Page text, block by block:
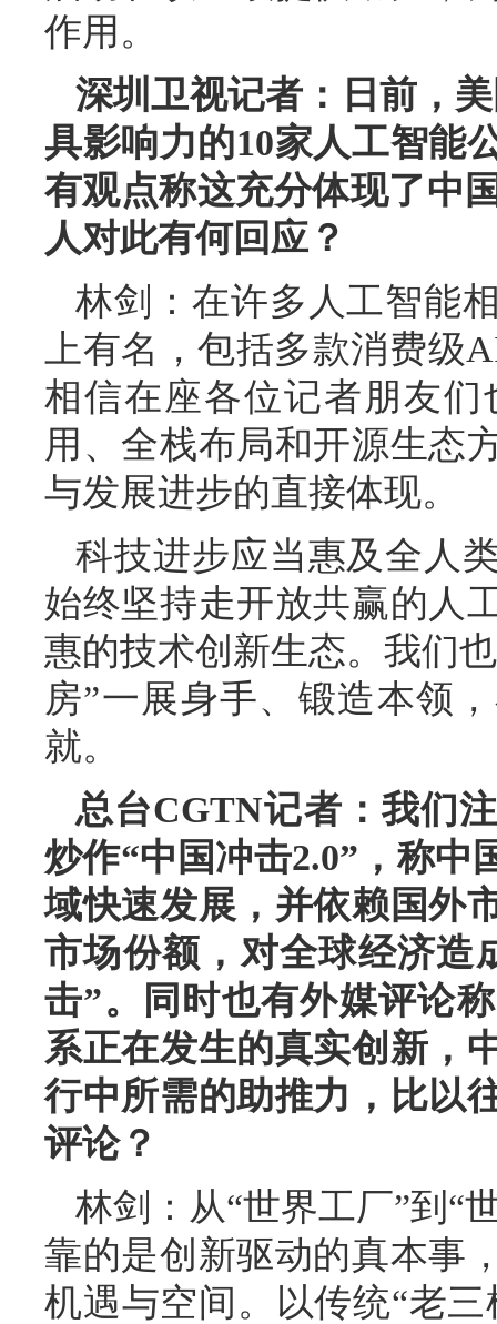
作用。
深圳卫视记者：日前，
具影响力的10家人工智能
有观点称这充分体现了中
人对此有何回应？
林剑：在许多人工智能
上有名，包括多款消费级
相信在座各位记者朋友
用、全栈布局和开源生态
与发展进步的直接体现。
科技进步应当惠及全人
始终坚持走开放共赢的人
惠的技术创新生态。我们
房”一展身手、锻造本领
就。
总台CGTN记者：我们
炒作“中国冲击2.0”，称中
域快速发展，并依赖国外
市场份额，对全球经济造
击”。同时也有外媒评论
系正在发生的真实创新，
行中所需的助推力，比以
评论？
林剑：从“世界工厂”到“
靠的是创新驱动的真本事
机遇与空间。以传统“老